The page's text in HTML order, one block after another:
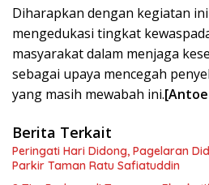
Diharapkan dengan kegiatan
mengedukasi tingkat
masyarakat dalam menjaga
sebagai upaya mencegah
yang masih mewabah ini.
Berita Terkait
Peringati Hari Didong, Pagelaran
Parkir Taman Ratu Safiatuddin